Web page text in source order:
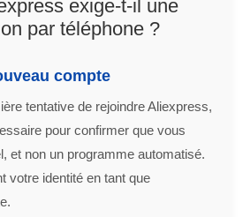
exige-t-il une
par téléphone ?
compte
tentative de rejoindre Aliexpress,
pour confirmer que vous
et non un programme automatisé.
votre identité en tant que